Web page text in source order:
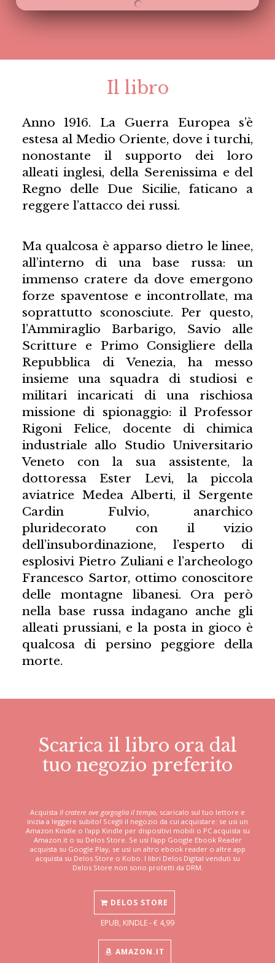
Il libro
Anno 1916. La Guerra Europea s’è
estesa al Medio Oriente, dove i turchi,
nonostante il supporto dei loro
alleati inglesi, della Serenissima e del
Regno delle Due Sicilie, faticano a
reggere l’attacco dei russi.
Ma qualcosa è apparso dietro le linee,
all’interno di una base russa: un
immenso cratere da dove emergono
forze spaventose e incontrollate, ma
soprattutto sconosciute. Per questo,
l’Ammiraglio Barbarigo, Savio alle
Scritture e Primo Consigliere della
Repubblica di Venezia, ha messo
insieme una squadra di studiosi e
militari incaricati di una rischiosa
missione di spionaggio: il Professor
Rigoni Felice, docente di chimica
industriale allo Studio Universitario
Veneto con la sua assistente, la
dottoressa Ester Levi, la piccola
aviatrice Medea Alberti, il Sergente
Cardin Fulvio, anarchico
pluridecorato con il vizio
dell’insubordinazione, l’esperto di
esplosivi Pietro Zuliani e l’archeologo
Francesco Sartor, ottimo conoscitore
delle montagne libanesi. Ora però
nella base russa indagano anche gli
alleati prussiani, e la posta in gioco è
qualcosa di persino peggiore della
morte.
Scarica il libro ora dal
tuo negozio preferito
Acquista Il cratere ove gorgoglia il tempo, scaricalo sul tuo lettore e
inizia a leggere subito! Scegli il negozio da cui acquistare: se usi un
Amazon Kindle o l'app Kindle per dispositivi mobili o PC acquista su
Amazon.it o su Delos Store. Se usi l'app Google Ebook Reader
acquista su Google Play, se usi un altro ebook reader o altre app
acquista su Delos Store o Kobo. I libri Delos Digital venduti su
Delos Store non sono protetti da DRM.
DELOS STORE
EPUB, KINDLE - € 4,99
AMAZON.IT